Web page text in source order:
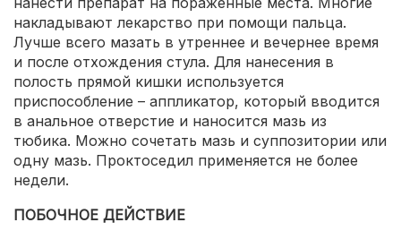
накладывают лекарство при помощи пальца.
Лучше всего мазать в утреннее и вечернее время
и после отхождения стула. Для нанесения в
полость прямой кишки используется
приспособление – аппликатор, который вводится
в анальное отверстие и наносится мазь из
тюбика. Можно сочетать мазь и суппозитории или
одну мазь. Проктоседил применяется не более
недели.
ПОБОЧНОЕ ДЕЙСТВИЕ